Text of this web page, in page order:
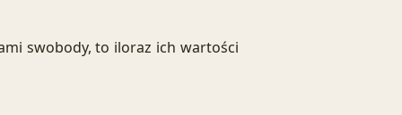
swobody, to iloraz ich wartości